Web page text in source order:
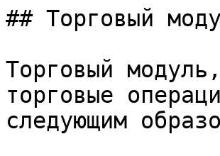
## Торговый
Торговый
торговые
следующим